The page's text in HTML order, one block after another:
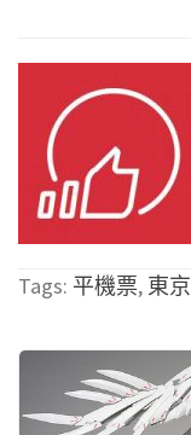
Tags: 平機票, 東京